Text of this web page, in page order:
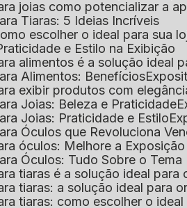
joias como potencializar a
Tiaras: 5 Ideias Incríveis
escolher o ideal para sua
e Estilo na Exibição
alimentos é a solução ideal
Alimentos: Benefícios
exibir produtos com
Joias: Beleza e Praticidade
Joias: Praticidade e Estilo
Óculos que Revoluciona
óculos: Melhore a
Óculos: Tudo Sobre o Tema
tiaras é a solução ideal
tiaras: a solução ideal para
tiaras: como escolher o